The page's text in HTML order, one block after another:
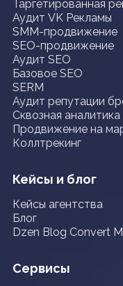
Таргетированная
Аудит VK Рекламы
SMM-продвижение
SEO-продвижение
Аудит SEO
Базовое SEO
SERM
Аудит репутации
Сквозная аналитика
Продвижение на
Коллтрекинг
Кейсы и блог
Кейсы агентства
Блог
Dzen Blog Convert
Сервисы